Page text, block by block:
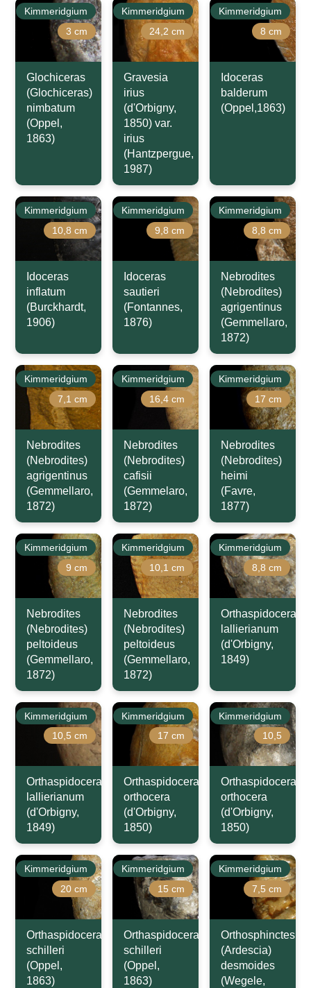
Kimmeridgium
3 cm
Glochiceras
(Glochiceras)
nimbatum
(Oppel,
1863)
Kimmeridgium
24,2 cm
Gravesia
irius
(d'Orbigny,
1850) var.
irius
(Hantzpergue,
1987)
Kimmeridgium
8 cm
Idoceras
balderum
(Oppel,1863)
Kimmeridgium
10,8 cm
Idoceras
inflatum
(Burckhardt,
1906)
Kimmeridgium
9,8 cm
Idoceras
sautieri
(Fontannes,
1876)
Kimmeridgium
8,8 cm
Nebrodites
(Nebrodites)
agrigentinus
(Gemmellaro,
1872)
Kimmeridgium
7,1 cm
Nebrodites
(Nebrodites)
agrigentinus
(Gemmellaro,
1872)
Kimmeridgium
16,4 cm
Nebrodites
(Nebrodites)
cafisii
(Gemmelaro,
1872)
Kimmeridgium
17 cm
Nebrodites
(Nebrodites)
heimi
(Favre,
1877)
Kimmeridgium
9 cm
Nebrodites
(Nebrodites)
peltoideus
(Gemmellaro,
1872)
Kimmeridgium
10,1 cm
Nebrodites
(Nebrodites)
peltoideus
(Gemmellaro,
1872)
Kimmeridgium
8,8 cm
Orthaspidoceras
lallierianum
(d'Orbigny,
1849)
Kimmeridgium
10,5 cm
Orthaspidoceras
lallierianum
(d'Orbigny,
1849)
Kimmeridgium
17 cm
Orthaspidoceras
orthocera
(d'Orbigny,
1850)
Kimmeridgium
10,5
Orthaspidoceras
orthocera
(d'Orbigny,
1850)
Kimmeridgium
20 cm
Orthaspidoceras
schilleri
(Oppel,
1863)
Kimmeridgium
15 cm
Orthaspidoceras
schilleri
(Oppel,
1863)
Kimmeridgium
7,5 cm
Orthosphinctes
(Ardescia)
desmoides
(Wegele,